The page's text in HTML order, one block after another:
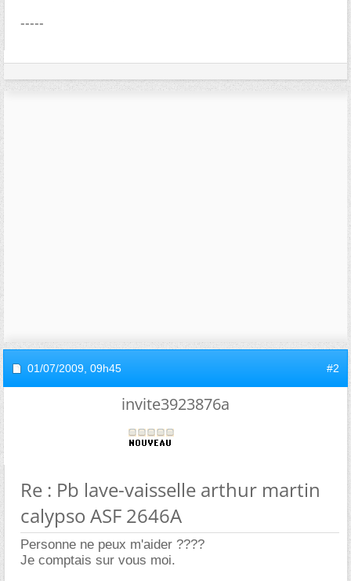
-----
01/07/2009, 09h45 #2
invite3923876a
Re : Pb lave-vaisselle arthur martin
calypso ASF 2646A
Personne ne peux m'aider ????
Je comptais sur vous moi.